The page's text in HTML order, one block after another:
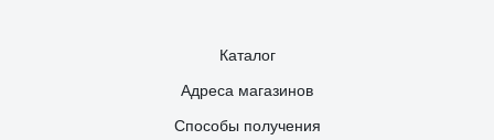
Каталог
Адреса магазинов
Способы получения